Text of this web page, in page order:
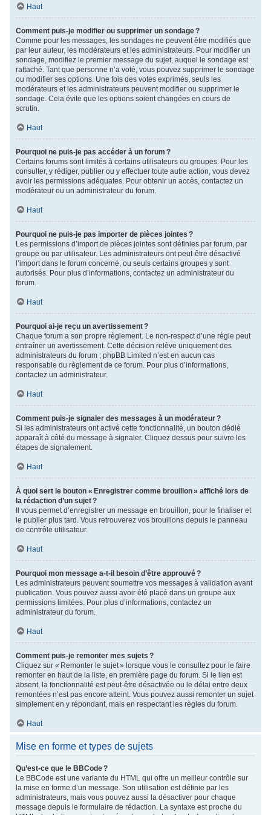
Haut
Comment puis-je modifier ou supprimer un sondage ?
Comme pour les messages, les sondages ne peuvent être modifiés que
par leur auteur, les modérateurs et les administrateurs. Pour modifier un
sondage, modifiez le premier message du sujet, auquel le sondage est
rattaché. Tant que personne n’a voté, vous pouvez supprimer le sondage
ou modifier ses options. Une fois des votes exprimés, seuls les
modérateurs et les administrateurs peuvent modifier ou supprimer le
sondage. Cela évite que les options soient changées en cours de
scrutin.
Haut
Pourquoi ne puis-je pas accéder à un forum ?
Certains forums sont limités à certains utilisateurs ou groupes. Pour les
consulter, y rédiger, publier ou y effectuer toute autre action, vous devez
avoir les permissions adéquates. Pour obtenir un accès, contactez un
modérateur ou un administrateur du forum.
Haut
Pourquoi ne puis-je pas importer de pièces jointes ?
Les permissions d’import de pièces jointes sont définies par forum, par
groupe ou par utilisateur. Les administrateurs ont peut-être désactivé
l’import dans le forum concerné, ou seuls certains groupes y sont
autorisés. Pour plus d’informations, contactez un administrateur du
forum.
Haut
Pourquoi ai-je reçu un avertissement ?
Chaque forum a son propre règlement. Le non-respect d’une règle peut
entraîner un avertissement. Cette décision relève uniquement des
administrateurs du forum ; phpBB Limited n’est en aucun cas
responsable du règlement de ce forum. Pour plus d’informations,
contactez un administrateur.
Haut
Comment puis-je signaler des messages à un modérateur ?
Si les administrateurs ont activé cette fonctionnalité, un bouton dédié
apparaît à côté du message à signaler. Cliquez dessus pour suivre les
étapes de signalement.
Haut
À quoi sert le bouton « Enregistrer comme brouillon » affiché lors de
la rédaction d’un sujet ?
Il vous permet d’enregistrer un message en brouillon, pour le finaliser et
le publier plus tard. Vous retrouverez vos brouillons depuis le panneau
de contrôle utilisateur.
Haut
Pourquoi mon message a-t-il besoin d’être approuvé ?
Les administrateurs peuvent soumettre vos messages à validation avant
publication. Vous pouvez aussi avoir été placé dans un groupe aux
permissions limitées. Pour plus d’informations, contactez un
administrateur du forum.
Haut
Comment puis-je remonter mes sujets ?
Cliquez sur « Remonter le sujet » lorsque vous le consultez pour le faire
remonter en haut de la liste, en première page du forum. Si le lien est
absent, la fonctionnalité est peut-être désactivée ou le délai entre deux
remontées n’est pas encore atteint. Vous pouvez aussi remonter un sujet
simplement en y répondant, mais en respectant les règles du forum.
Haut
Mise en forme et types de sujets
Qu’est-ce que le BBCode ?
Le BBCode est une variante du HTML qui offre un meilleur contrôle sur
la mise en forme d’un message. Son utilisation est définie par les
administrateurs, mais vous pouvez aussi la désactiver pour chaque
message depuis le formulaire de rédaction. La syntaxe est proche du